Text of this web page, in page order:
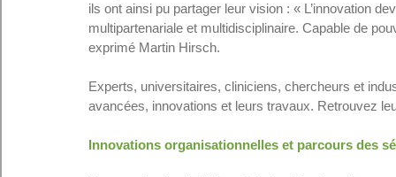
ils ont ainsi pu partager leur vision : « L’innovation
multipartenariale et multidisciplinaire. Capable de
exprimé Martin Hirsch.
Experts, universitaires, cliniciens, chercheurs et
avancées, innovations et leurs travaux. Retrouvez
Innovations organisationnelles et parcours des